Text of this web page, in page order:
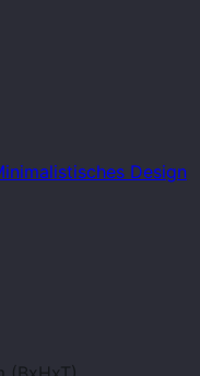
Design